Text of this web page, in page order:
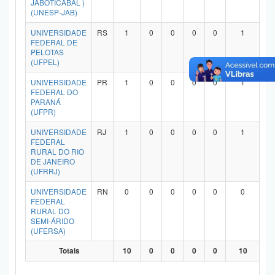
JABOTICABAL )
(UNESP-JAB)
UNIVERSIDADE
FEDERAL DE
PELOTAS
(UFPEL)
RS 1 0 0 0 0 1
UNIVERSIDADE
FEDERAL DO
PARANÁ
(UFPR)
PR 1 0 0 0 0 1
UNIVERSIDADE
FEDERAL
RURAL DO RIO
DE JANEIRO
(UFRRJ)
RJ 1 0 0 0 0 1
UNIVERSIDADE
FEDERAL
RURAL DO
SEMI-ÁRIDO
(UFERSA)
RN 0 0 0 0 0 0
Totais 10 0 0 0 0 10